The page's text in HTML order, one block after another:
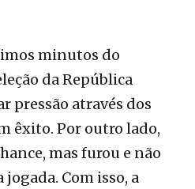
minutos do
da República
pressão através dos
êxito. Por outro lado,
mas furou e não
Com isso, a